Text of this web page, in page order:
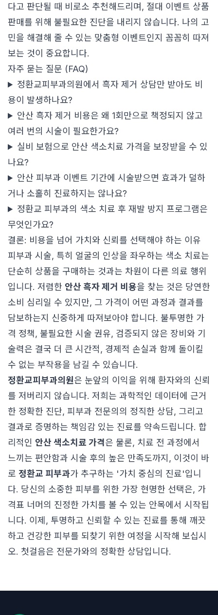
다고 판단될 때 비로소 추천해드리며, 절대 이벤트 상품
판매를 위해 불필요한 진단을 내리지 않습니다. 나의 고
민을 해결해 줄 수 있는 맞춤형 이벤트인지 꼼꼼히 따져
보는 것이 중요합니다.
자주 묻는 질문 (FAQ)
정환교피부과의원에서 흑자 제거 상담만 받아도 비
용이 발생하나요?
안산 흑자 제거 비용은 왜 1회만으로 책정되지 않고
여러 번의 시술이 필요한가요?
실비 보험으로 안산 색소치료 가격을 보장받을 수 있
나요?
안산 피부과 이벤트 기간에 시술받으면 효과가 덜하
거나 소홀히 진료하지는 않나요?
정환교 피부과의 색소 치료 후 재발 방지 프로그램은
무엇인가요?
결론: 비용을 넘어 가치와 신뢰를 선택해야 하는 이유
피부과 시술, 특히 얼굴의 인상을 좌우하는 색소 치료는
단순히 상품을 구매하는 것과는 차원이 다른 의료 행위
입니다. 저렴한 안산 흑자 제거 비용을 찾는 것은 당연한
소비 심리일 수 있지만, 그 가격이 어떤 과정과 결과를
담보하는지 신중하게 따져보아야 합니다. 불투명한 가
격 정책, 불필요한 시술 권유, 검증되지 않은 장비와 기
술력은 결국 더 큰 시간적, 경제적 손실과 함께 돌이킬
수 없는 부작용을 남길 수 있습니다.
정환교피부과의원은 눈앞의 이익을 위해 환자와의 신뢰
를 저버리지 않습니다. 저희는 과학적인 데이터에 근거
한 정확한 진단, 피부과 전문의의 정직한 상담, 그리고
결과로 증명하는 책임감 있는 진료를 약속드립니다. 합
리적인 안산 색소치료 가격은 물론, 치료 전 과정에서
느끼는 편안함과 시술 후의 높은 만족도까지, 이것이 바
로 정환교 피부과가 추구하는 '가치 중심의 진료'입니
다. 당신의 소중한 피부를 위한 가장 현명한 선택은, 가
격표 너머의 진정한 가치를 볼 수 있는 안목에서 시작됩
니다. 이제, 투명하고 신뢰할 수 있는 진료를 통해 깨끗
하고 건강한 피부를 되찾기 위한 여정을 시작해 보십시
오. 첫걸음은 전문가와의 정확한 상담입니다.